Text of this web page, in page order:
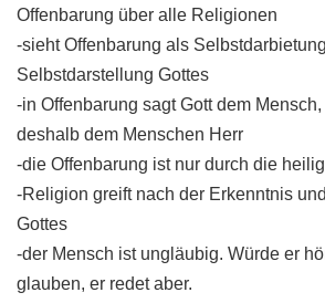
Offenbarung über alle Religionen
-sieht Offenbarung als
Selbstdarstellung Gottes
-in Offenbarung sagt Gott dem Mensch,
deshalb dem Menschen Herr
-die Offenbarung ist nur durch die
-Religion greift nach der Erkenntnis
Gottes
-der Mensch ist ungläubig. Würde er
glauben, er redet aber.